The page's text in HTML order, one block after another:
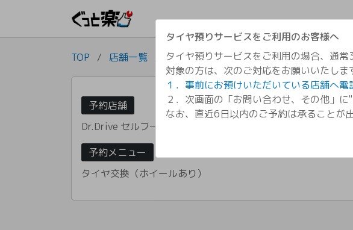
TOP / 店舗一覧 Dr.Drive セルフ一関店 / 予約
タイヤ預りサービスをご利用のお客様へ
タイヤ預りサービスをご利用の場合、通
対象の方は、次のご対応をお願いいたしま
１．事前にお預けいただいている店舗へ電
２．次画面の「お問い合わせ、その他」
なお、直近6日以内のご予約は承ることが
予約店舗
Dr.Drive セルフ一関店
予約メニュー
タイヤ交換（ホイールあり）